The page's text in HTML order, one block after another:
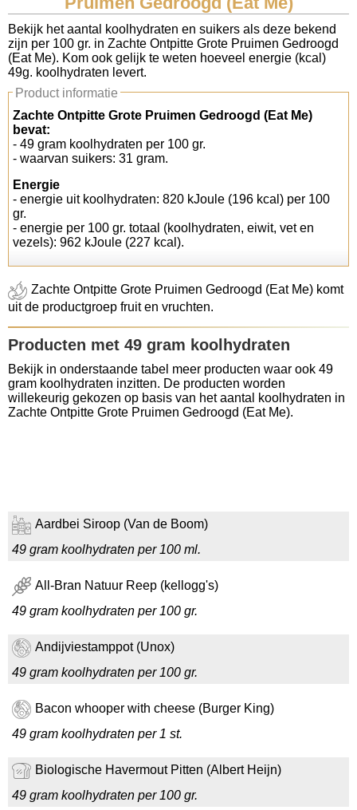
Koolhydraten tellen
Links
Bekijk het aantal koolhydraten en suikers als deze bekend
zijn per 100 gr. in Zachte Ontpitte Grote Pruimen Gedroogd
(Eat Me). Kom ook gelijk te weten hoeveel energie (kcal)
49g. koolhydraten levert.
Product informatie
Zachte Ontpitte Grote Pruimen Gedroogd (Eat Me)
bevat:
- 49 gram koolhydraten per 100 gr.
- waarvan suikers: 31 gram.
Energie
- energie uit koolhydraten: 820 kJoule (196 kcal) per 100
gr.
- energie per 100 gr. totaal (koolhydraten, eiwit, vet en
vezels): 962 kJoule (227 kcal).
Zachte Ontpitte Grote Pruimen Gedroogd (Eat Me) komt
uit de productgroep fruit en vruchten.
Producten met 49 gram koolhydraten
Bekijk in onderstaande tabel meer producten waar ook 49
gram koolhydraten inzitten. De producten worden
willekeurig gekozen op basis van het aantal koolhydraten in
Zachte Ontpitte Grote Pruimen Gedroogd (Eat Me).
Aardbei Siroop (Van de Boom)
49 gram koolhydraten per 100 ml.
All-Bran Natuur Reep (kellogg's)
49 gram koolhydraten per 100 gr.
Andijviestamppot (Unox)
49 gram koolhydraten per 100 gr.
Bacon whooper with cheese (Burger King)
49 gram koolhydraten per 1 st.
Biologische Havermout Pitten (Albert Heijn)
49 gram koolhydraten per 100 gr.